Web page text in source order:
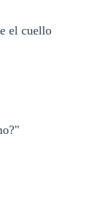
el cuello